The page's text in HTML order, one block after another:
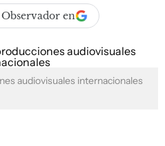
en
audiovisuales internacionales